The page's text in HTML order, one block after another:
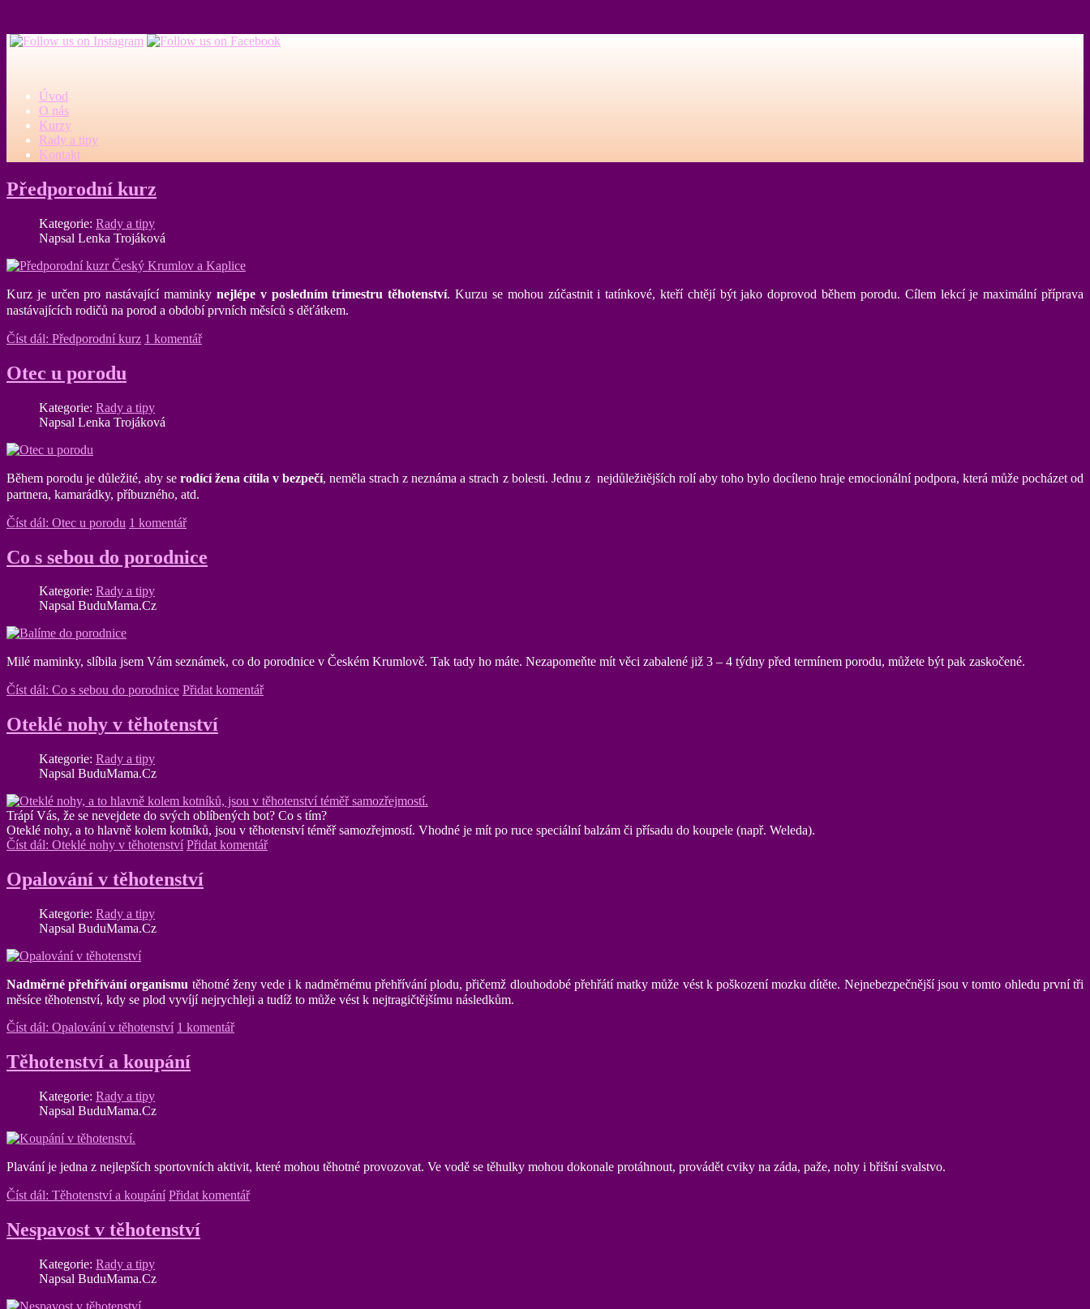
Úvod
O nás
Kurzy
Rady a tipy
Kontakt
Předporodní kurz
Kategorie: Rady a tipy
Napsal Lenka Trojáková
Kurz je určen pro nastávající maminky nejlépe v posledním trimestru těhotenství. Kurzu se mohou zúčastnit i tatínkové, kteří chtějí být jako doprovod během porodu. Cílem lekcí je maximální příprava
nastávajících rodičů na porod a období prvních měsíců s děťátkem.
Číst dál: Předporodní kurz 1 komentář
Otec u porodu
Kategorie: Rady a tipy
Napsal Lenka Trojáková
Během porodu je důležité, aby serodící žena cítila v bezpečí, neměla strach z neznáma a strach z bolesti. Jednu z nejdůležitějších rolí aby toho bylo docíleno hraje emocionální podpora, která může pocházet od
partnera, kamarádky, příbuzného, atd.
Číst dál: Otec u porodu 1 komentář
Co s sebou do porodnice
Kategorie: Rady a tipy
Napsal BuduMama.Cz
Milé maminky, slíbila jsem Vám seznámek, co do porodnice v Českém Krumlově. Tak tady ho máte. Nezapomeňte mít věci zabalené již 3 – 4 týdny před termínem porodu, můžete být pak zaskočené.
Číst dál: Co s sebou do porodnice Přidat komentář
Oteklé nohy v těhotenství
Kategorie: Rady a tipy
Napsal BuduMama.Cz
Trápí Vás, že se nevejdete do svých oblíbených bot? Co s tím?
Oteklé nohy, a to hlavně kolem kotníků, jsou v těhotenství téměř samozřejmostí. Vhodné je mít po ruce speciální balzám či přísadu do koupele (např. Weleda).
Číst dál: Oteklé nohy v těhotenství Přidat komentář
Opalování v těhotenství
Kategorie: Rady a tipy
Napsal BuduMama.Cz
Nadměrné přehřívání organismu těhotné ženy vede i k nadměrnému přehřívání plodu, přičemž dlouhodobé přehřátí matky může vést k poškození mozku dítěte. Nejnebezpečnější jsou v tomto ohledu první tři
měsíce těhotenství, kdy se plod vyvíjí nejrychleji a tudíž to může vést k nejtragičtějšímu následkům.
Číst dál: Opalování v těhotenství 1 komentář
Těhotenství a koupání
Kategorie: Rady a tipy
Napsal BuduMama.Cz
Plavání je jedna z nejlepších sportovních aktivit, které mohou těhotné provozovat. Ve vodě se těhulky mohou dokonale protáhnout, provádět cviky na záda, paže, nohy i břišní svalstvo.
Číst dál: Těhotenství a koupání Přidat komentář
Nespavost v těhotenství
Kategorie: Rady a tipy
Napsal BuduMama.Cz